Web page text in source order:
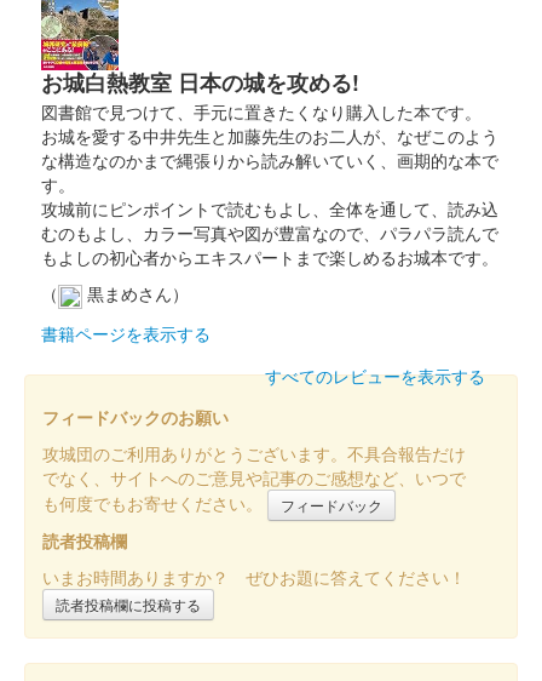
上山城 御城印
販売終了
上山城 御城印
販売終了
上山城 御城印
販売終了
上山城 御城印 シルバーウィーク限定（彼岸花）
販売終了
上山城 御城印
販売終了
お城白熱教室 日本の城を攻める!
図書館で見つけて、手元に置きたくなり購入した本です。
お城を愛する中井先生と加藤先生のお二人が、なぜこのよう
な構造なのかまで縄張りから読み解いていく、画期的な本で
す。
攻城前にピンポイントで読むもよし、全体を通して、読み込
むのもよし、カラー写真や図が豊富なので、パラパラ読んで
もよしの初心者からエキスパートまで楽しめるお城本です。
（
黒まめさん）
書籍ページを表示する
すべてのレビューを表示する
フィードバックのお願い
攻城団のご利用ありがとうございます。不具合報告だけ
でなく、サイトへのご意見や記事のご感想など、いつで
も何度でもお寄せください。
フィードバック
読者投稿欄
いまお時間ありますか？ ぜひお題に答えてください！
読者投稿欄に投稿する